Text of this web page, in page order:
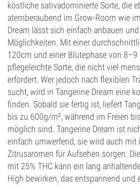
köstliche sativadominierte Sorte, die
atemberaubend im Grow-Room wie
Dream lässt sich einfach anbauen
Möglichkeiten. Mit einer
120cm und einer Blütephase von
pflegeleichte Sorte, die nicht viel
erfordert. Wer jedoch nach flexiblen
sucht, wird in Tangerine Dream eine
finden. Sobald sie fertig ist, liefert
bis zu 600g/m², während im Freien
möglich sind. Tangerine Dream ist
einfach umwerfend, sie wird auch mit
Zitrusaromen für Aufsehen sorgen.
mit 25% THC kann ein lang
High bewirken, das entspannend und